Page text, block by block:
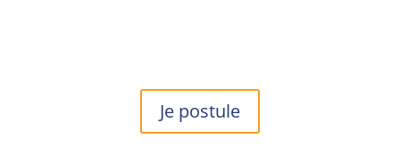
Je postule